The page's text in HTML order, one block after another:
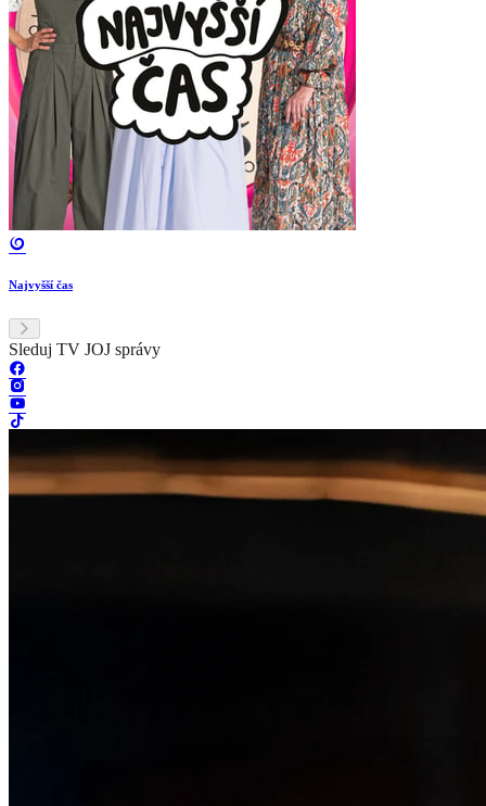
Najvyšší čas
Sleduj TV JOJ správy